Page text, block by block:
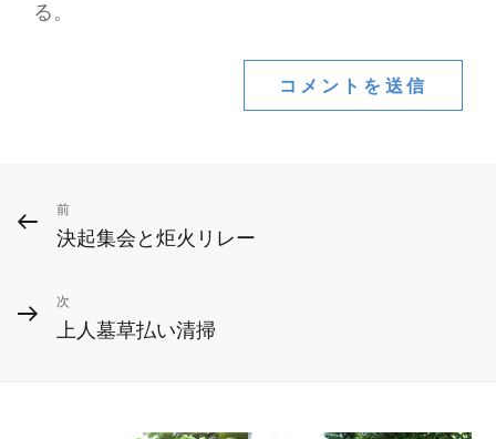
る。
投
稿
ナ
ビ
前
の
稿
前
決起集会と炬火リレー
次
の
次
上人墓草払い清掃